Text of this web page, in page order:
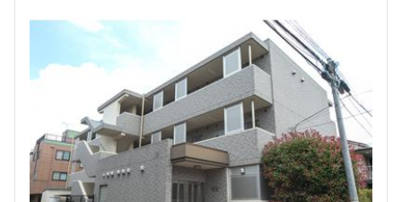
検索対象お部屋数
164件
お部屋を再検索